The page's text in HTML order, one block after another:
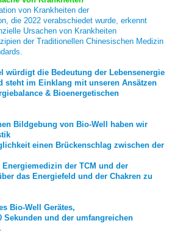
von Krankheiten der
die 2022 verabschiedet wurde, erkennt
Ursachen von Krankheiten
der Traditionellen Chinesischen Medizin
würdigt die Bedeutung der Lebensenergie
steht im Einklang mit unseren Ansätzen
& Bioenergetischen
Bildgebung von Bio-Well haben wir
einen Brückenschlag zwischen der
der TCM und der
das Energiefeld und der Chakren zu
Bio-Well Gerätes,
Sekunden und der umfangreichen